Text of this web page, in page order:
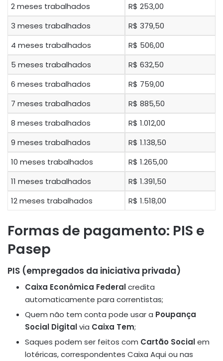
2 meses trabalhados
R$ 253,00
3 meses trabalhados
R$ 379,50
4 meses trabalhados
R$ 506,00
5 meses trabalhados
R$ 632,50
6 meses trabalhados
R$ 759,00
7 meses trabalhados
R$ 885,50
8 meses trabalhados
R$ 1.012,00
9 meses trabalhados
R$ 1.138,50
10 meses trabalhados
R$ 1.265,00
11 meses trabalhados
R$ 1.391,50
12 meses trabalhados
R$ 1.518,00
Formas de pagamento: PIS e
Pasep
PIS (empregados da iniciativa privada)
Caixa Econômica Federalcredita
automaticamente para correntistas;
Quem não tem conta pode usar a Poupança
Social Digitalvia Caixa Tem;
Saques podem ser feitos com Cartão Socialem
lotéricas, correspondentes Caixa Aqui ou nas